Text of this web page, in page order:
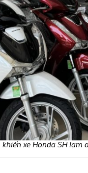
khiến xe Honda SH lạm